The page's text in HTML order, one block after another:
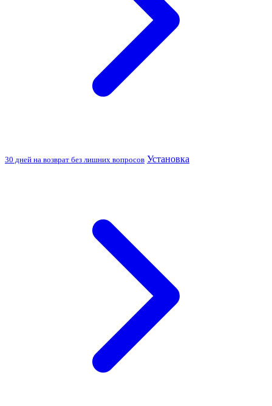
30 дней на возврат без лишних вопросов Установка